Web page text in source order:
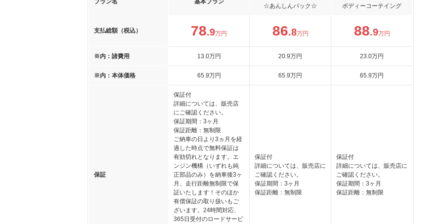
プラン名 基本プラン
☆あんしんパック☆
ボディーコーテイング
支払総額（税込） 78.9万円 86.8万円 88.9万円
※内：諸費用 13.0万円 20.9万円 23.0万円
※内：本体価格 65.9万円 65.9万円 65.9万円
保証
保証付
詳細については、販売店
にご確認ください。
保証期間：3ヶ月
保証距離：無制限
ご納車の日より3ヵ月を経
過した時点で無料保証は
有効切れとなります。エ
ンジン機構（いずれも純
正部品のみ）を納車後3ヶ
月、走行距離無制限で保
証いたします！そのほか
有償保証の取り扱いもご
ざいます。24時間対応、
365日受付のロードサービ
保証付
詳細については、販売店に
ご確認ください。
保証期間：3ヶ月
保証距離：無制限
保証付
詳細については、販売店に
ご確認ください。
保証期間：3ヶ月
保証距離：無制限